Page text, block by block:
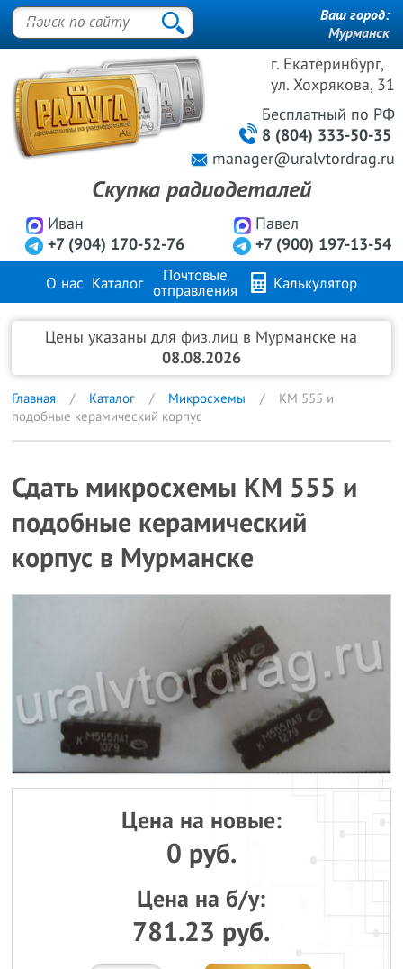
г. Екатеринбург,
ул. Хохрякова, 31
Иван
+7 (904) 170-52-76
Павел
+7 (900) 197-13-54
Бесплатный по РФ
8 (804) 333-50-35
manager@uralvtordrag.ru
Скупка радиодеталей
Ваш город:
Мурманск
О нас Каталог
Почтовые
отправления
Калькулятор
Продажа металлов Контакты
Цены указаны для физ.лиц в Мурманске на
08.08.2026
Главная Каталог Микросхемы
КМ 555 и
подобные керамический корпус
Сдать микросхемы КМ 555 и
подобные керамический
корпус в Мурманске
Цена на новые:
0 руб.
Цена на б/у:
781.23 руб.